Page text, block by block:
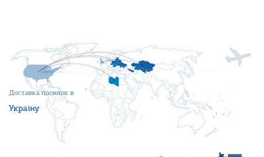
Доставка посилок в
Україну